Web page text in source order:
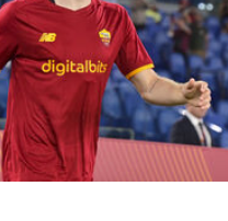
Ο Φορλάν νέος
Επίσημο του